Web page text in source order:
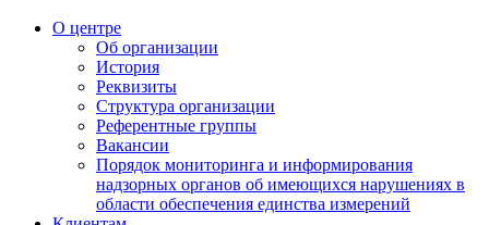
О центре
Об организации
История
Реквизиты
Структура организации
Референтные группы
Вакансии
Порядок мониторинга и информирования
надзорных органов об имеющихся нарушениях в
области обеспечения единства измерений